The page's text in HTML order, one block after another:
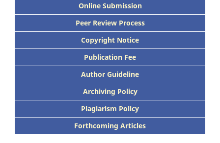
Online Submission
Peer Review Process
Copyright Notice
Publication Fee
Author Guideline
Archiving Policy
Plagiarism Policy
Forthcoming Articles